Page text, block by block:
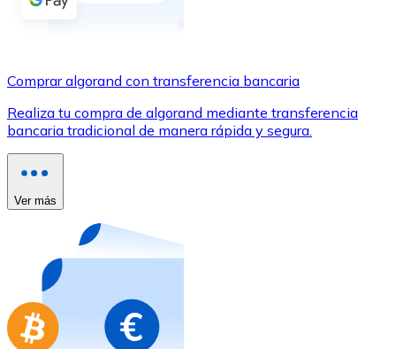
Comprar con Transferencia
Utiliza tarjetas Visa y Mastercard para comprar
Comprar con tarjeta
Tienda - Tarjetas regalo
Nuevo
Compra tarjetas regalo de tus marcas favoritas con
Ir a la tienda de tarjetas regalo
Comprar algorand con transferencia bancaria
Realiza tu compra de algorand mediante transferencia
bancaria tradicional de manera rápida y segura.
Ver más